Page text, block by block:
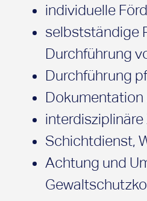
individuelle
selbstständige
Durchführung
Durchführung
Dokumentation
Schichtdienst,
Achtung und